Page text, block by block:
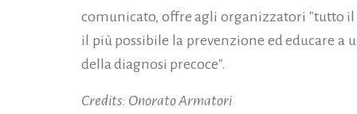
comunicato, offre agli organizzatori "tutto
il più possibile la prevenzione ed educare a
della diagnosi precoce".
Credits: Onorato Armatori